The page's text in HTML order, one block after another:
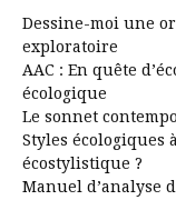
Dessine-moi une
exploratoire
AAC : En quête
écologique
Le sonnet
Styles écologiques
écostylistique ?
Manuel d’analyse